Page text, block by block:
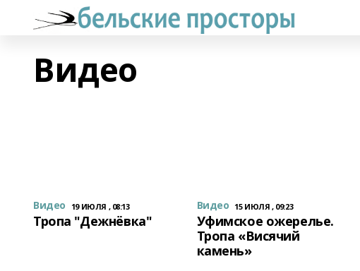
Видео
Видео 19 ИЮЛЯ , 08:13
Тропа "Дежнёвка"
Видео 15 ИЮЛЯ , 09:23
Уфимское ожерелье.
Тропа «Висячий
камень»